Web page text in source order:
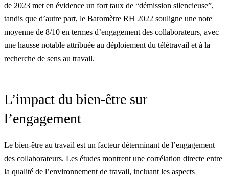
de 2023 met en évidence un fort taux de “démission silencieuse”,
tandis que d’autre part, le Baromètre RH 2022 souligne une note
moyenne de 8/10 en termes d’engagement des collaborateurs, avec
une hausse notable attribuée au déploiement du télétravail et à la
recherche de sens au travail.
L’impact du bien-être sur
l’engagement
Le bien-être au travail est un facteur déterminant de l’engagement
des collaborateurs. Les études montrent une corrélation directe entre
la qualité de l’environnement de travail, incluant les aspects